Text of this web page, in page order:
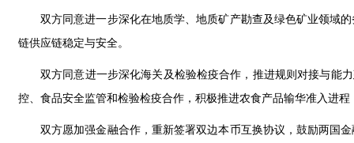
双方同意进一步深化在地质学、地质矿产勘查及绿色矿业领域
链供应链稳定与安全。
双方同意进一步深化海关及检验检疫合作，推进规则对接与能
控、食品安全监管和检验检疫合作，积极推进农食产品输华准入进
双方愿加强金融合作，重新签署双边本币互换协议，鼓励两国